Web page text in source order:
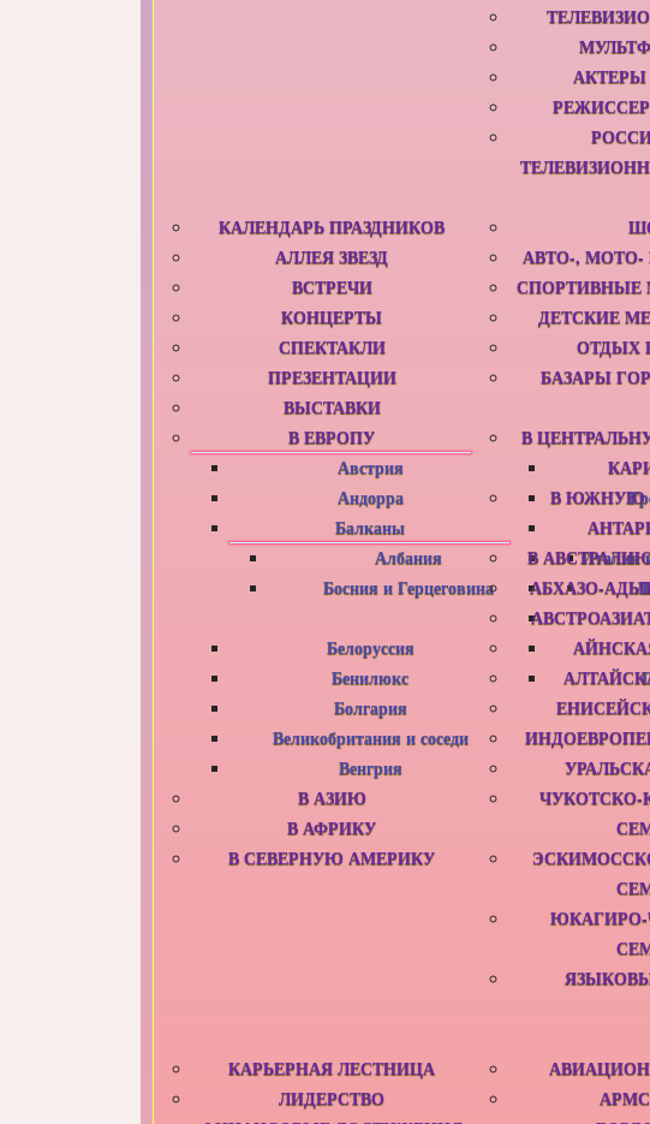
КАЛЕНДАРЬ ПРАЗДНИКОВ
АЛЛЕЯ ЗВЕЗД
ВСТРЕЧИ
КОНЦЕРТЫ
СПЕКТАКЛИ
ПРЕЗЕНТАЦИИ
ВЫСТАВКИ
АВТО-,
СПОРТИВНЫЕ
ДЕТСКИЕ
ОТДЫХ
БАЗАРЫ
В ЕВРОПУ
Австрия
Андорра
Балканы
Албания
Босния и Герцеговина
Белоруссия
Бенилюкс
Болгария
Великобритания и соседи
Венгрия
Италия
В АЗИЮ
В АФРИКУ
В СЕВЕРНУЮ АМЕРИКУ
В
В ЮЖНУЮ
В
АБХАЗО-
ЧУКОТСКО-
ЮКАГИРО-
КАРЬЕРНАЯ ЛЕСТНИЦА
ЛИДЕРСТВО